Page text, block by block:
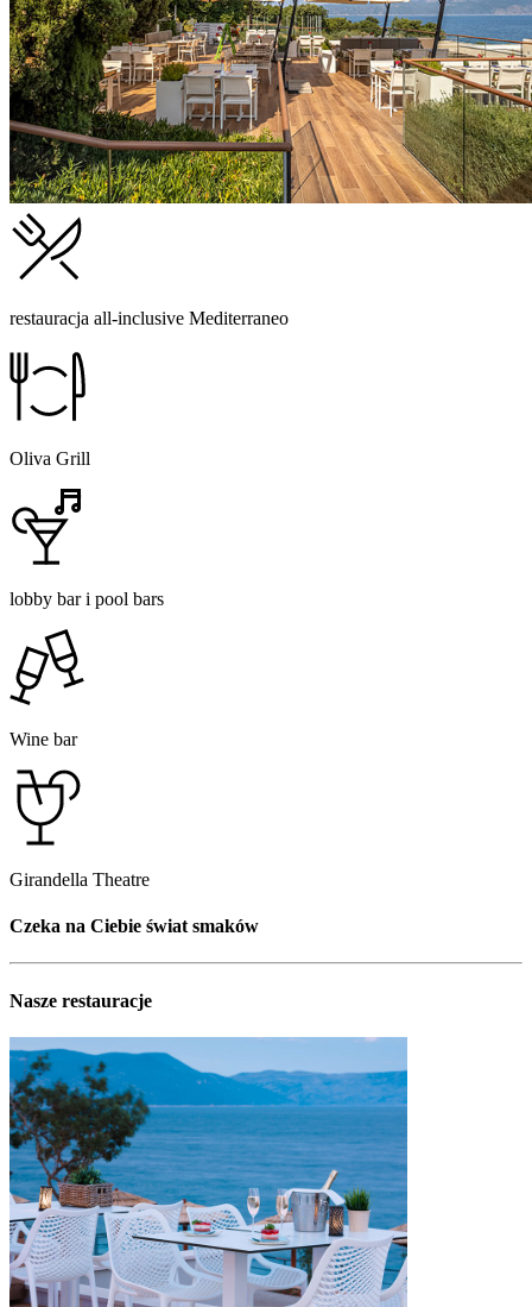
restauracja all-inclusive Mediterraneo
Oliva Grill
lobby bar i pool bars
Wine bar
Girandella Theatre
Czeka na Ciebie świat smaków
Nasze restauracje